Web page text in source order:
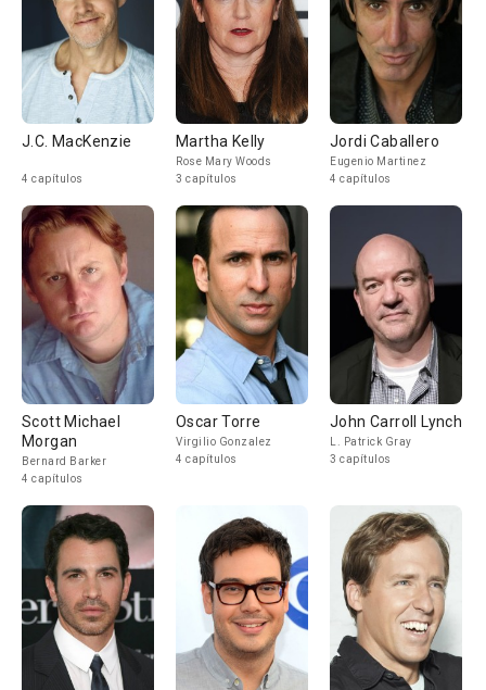
J.C. MacKenzie
4 capítulos
Martha Kelly
Rose Mary Woods
3 capítulos
Jordi Caballero
Eugenio Martinez
4 capítulos
Scott Michael
Morgan
Bernard Barker
4 capítulos
Oscar Torre
Virgilio Gonzalez
4 capítulos
John Carroll Lynch
L. Patrick Gray
3 capítulos